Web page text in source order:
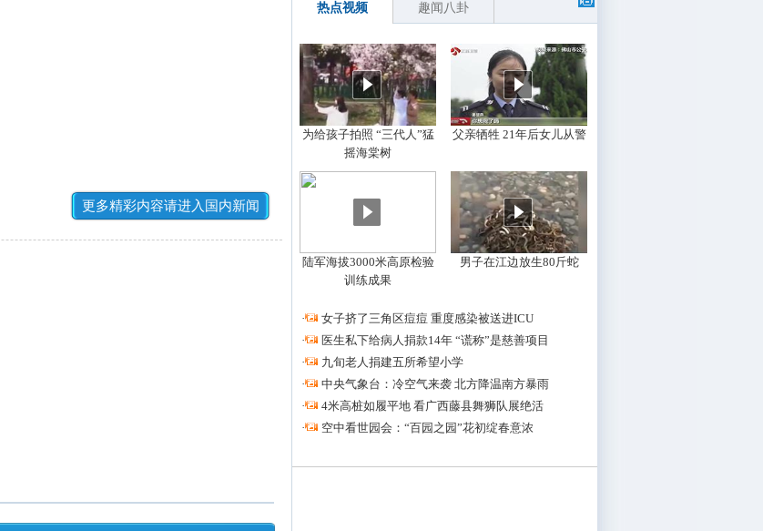
更多精彩内容请进入国内新闻
热点视频 趣闻八卦
为给孩子拍照 “三代人”猛
摇海棠树
父亲牺牲 21年后女儿从警
陆军海拔3000米高原检验
训练成果
男子在江边放生80斤蛇
·
女子挤了三角区痘痘 重度感染被送进ICU
·
医生私下给病人捐款14年 “谎称”是慈善项目
·
九旬老人捐建五所希望小学
·
中央气象台：冷空气来袭 北方降温南方暴雨
·
4米高桩如履平地 看广西藤县舞狮队展绝活
·
空中看世园会：“百园之园”花初绽春意浓